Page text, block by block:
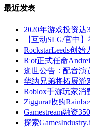
最近发表
2020年游戏投资
【互动SLG/官中
RockstarLeeds创
Riot正式任命
逝世公告：配音演
华纳兄弟将拓展游
Roblox手游玩家消
Ziggurat收购
Gamestream融资
探索